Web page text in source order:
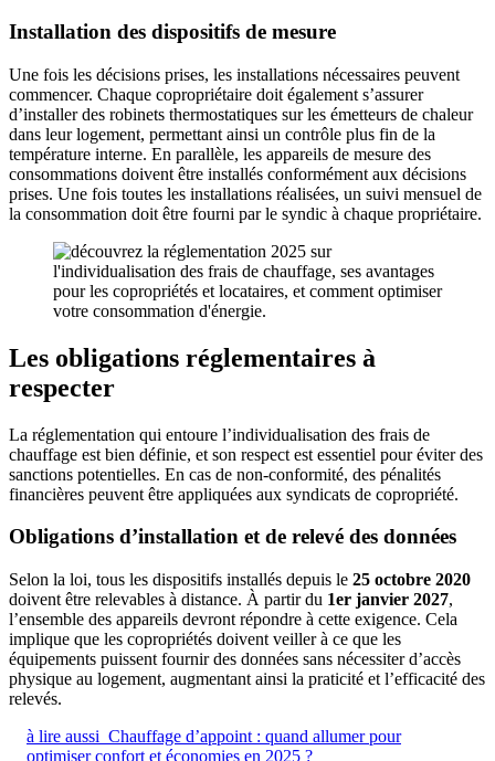
Installation des dispositifs de mesure
Une fois les décisions prises, les installations nécessaires peuvent
commencer. Chaque copropriétaire doit également s’assurer
d’installer des robinets thermostatiques sur les émetteurs de chaleur
dans leur logement, permettant ainsi un contrôle plus fin de la
température interne. En parallèle, les appareils de mesure des
consommations doivent être installés conformément aux décisions
prises. Une fois toutes les installations réalisées, un suivi mensuel de
la consommation doit être fourni par le syndic à chaque propriétaire.
Les obligations réglementaires à
respecter
La réglementation qui entoure l’individualisation des frais de
chauffage est bien définie, et son respect est essentiel pour éviter des
sanctions potentielles. En cas de non-conformité, des pénalités
financières peuvent être appliquées aux syndicats de copropriété.
Obligations d’installation et de relevé des données
Selon la loi, tous les dispositifs installés depuis le 25 octobre 2020
doivent être relevables à distance. À partir du 1er janvier 2027,
l’ensemble des appareils devront répondre à cette exigence. Cela
implique que les copropriétés doivent veiller à ce que les
équipements puissent fournir des données sans nécessiter d’accès
physique au logement, augmentant ainsi la praticité et l’efficacité des
relevés.
à lire aussi Chauffage d’appoint : quand allumer pour
optimiser confort et économies en 2025 ?